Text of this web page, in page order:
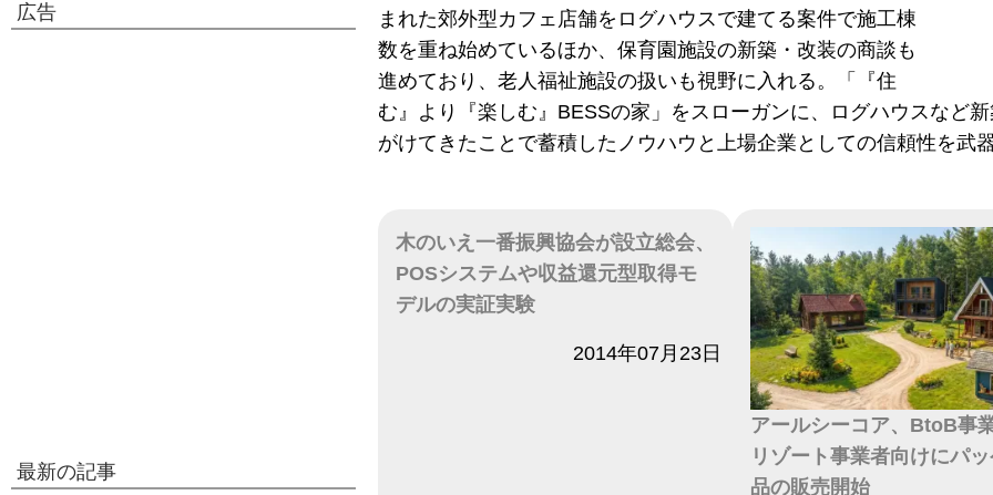
まれた郊外型カフェ店舗をログハウスで建てる案件で施工棟
数を重ね始めているほか、保育園施設の新築・改装の商談も
進めており、老人福祉施設の扱いも視野に入れる。「『住
む』より『楽しむ』BESSの家」をスローガンに、ログハウスなど
がけてきたことで蓄積したノウハウと上場企業としての信頼性を武
木のいえ一番振興協会が設立総会、
POSシステムや収益還元型取得モ
デルの実証実験
2014年07月23日
アールシーコア、BtoB事
リゾート事業者向けにパ
品の販売開始
広告
最新の記事